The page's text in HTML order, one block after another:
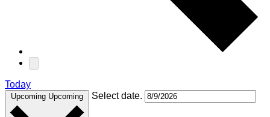
Today
Upcoming Upcoming Select date.